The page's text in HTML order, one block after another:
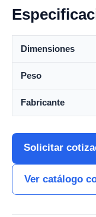
Dimensiones
Peso
Fabricante
Solicitar
Ver catálogo